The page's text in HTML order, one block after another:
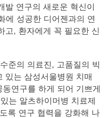
발 연구의 새로운 혁신이
에 성공한 디어젠과의 연
고, 환자에게 꼭 필요한 신
준의 의료진, 고품질의 빅
있는 삼성서울병원 치매
연구를 하게 되어 기쁘게
는 알츠하이머병 치료제
록 연구 협력을 강화해 나